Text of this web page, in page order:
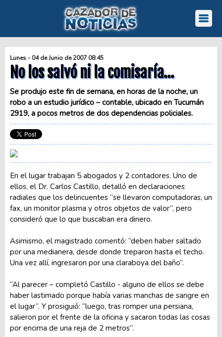
Lunes - 04 de Junio de 2007 08:45
No los salvó ni la comisaría…
Se produjo este fin de semana, en horas de la noche, un
robo a un estudio jurídico – contable, ubicado en Tucumán
2919, a pocos metros de dos dependencias policiales.
En el lugar trabajan 5 abogados y 2 contadores. Uno de
ellos, el Dr. Carlos Castillo, detalló en declaraciones
radiales que los delincuentes “se llevaron computadoras, un
fax, un monitor plasma y otros objetos de valor”, pero
consideró que lo que buscaban era dinero.
Asimismo, el magistrado comentó: “deben haber saltado
por una medianera, desde donde treparon hasta el techo.
Una vez allí, ingresaron por una claraboya del baño”.
“Al parecer – completó Castillo - alguno de ellos se debe
haber lastimado porque había varias manchas de sangre en
el lugar”. Y prosiguió: “luego, tras romper una persiana,
salieron por el frente de la oficina y sacaron todas las cosas
por encima de una reja de 2 metros”.